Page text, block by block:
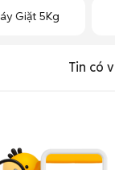
Giặt 5Kg
Tin có